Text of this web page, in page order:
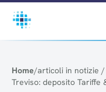
Salta al contenuto
Home/articoli in notizie /
Treviso: deposito Tariffe